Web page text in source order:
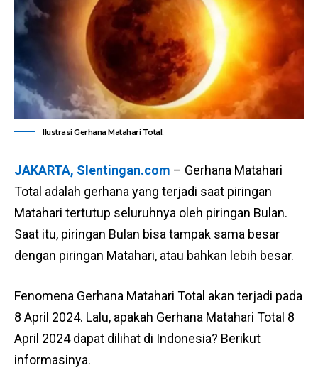
Ilustrasi Gerhana Matahari Total.
JAKARTA, Slentingan.com – Gerhana Matahari
Total adalah gerhana yang terjadi saat piringan
Matahari tertutup seluruhnya oleh piringan Bulan.
Saat itu, piringan Bulan bisa tampak sama besar
dengan piringan Matahari, atau bahkan lebih besar.
Fenomena Gerhana Matahari Total akan terjadi pada
8 April 2024. Lalu, apakah Gerhana Matahari Total 8
April 2024 dapat dilihat di Indonesia? Berikut
informasinya.